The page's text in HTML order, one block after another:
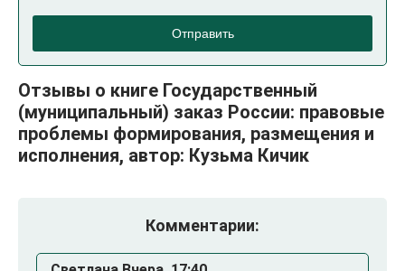
Отправить
Отзывы о книге Государственный
(муниципальный) заказ России: правовые
проблемы формирования, размещения и
исполнения, автор: Кузьма Кичик
Комментарии: